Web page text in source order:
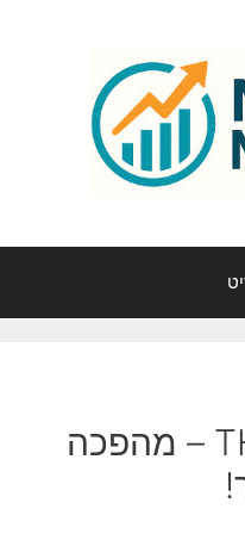
THUNDERBOLT5 – מהפכה